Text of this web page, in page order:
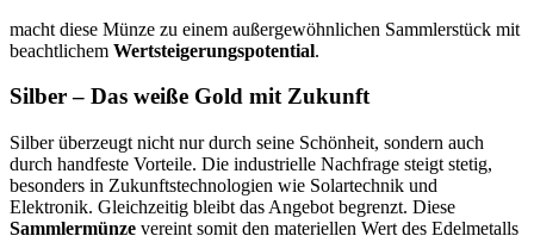
macht diese Münze zu einem außergewöhnlichen Sammlerstück mit
beachtlichem Wertsteigerungspotential.
Silber – Das weiße Gold mit Zukunft
Silber überzeugt nicht nur durch seine Schönheit, sondern auch
durch handfeste Vorteile. Die industrielle Nachfrage steigt stetig,
besonders in Zukunftstechnologien wie Solartechnik und
Elektronik. Gleichzeitig bleibt das Angebot begrenzt. Diese
Sammlermünze vereint somit den materiellen Wert des Edelmetalls